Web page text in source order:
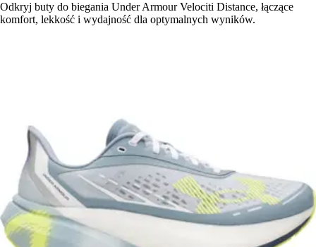
Odkryj buty do biegania Under Armour Velociti Distance, łączące
komfort, lekkość i wydajność dla optymalnych wyników.